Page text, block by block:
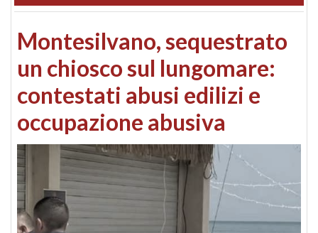
Montesilvano, sequestrato
un chiosco sul lungomare:
contestati abusi edilizi e
occupazione abusiva